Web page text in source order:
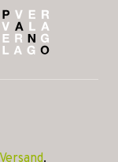
Versand.